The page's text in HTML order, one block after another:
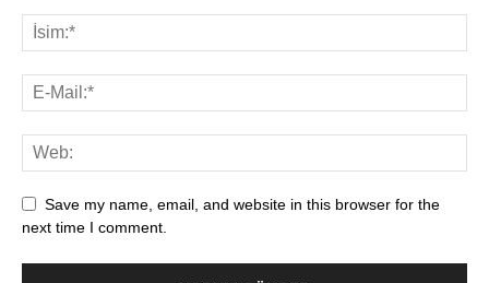
Save my name, email, and website in this browser for the
next time I comment.